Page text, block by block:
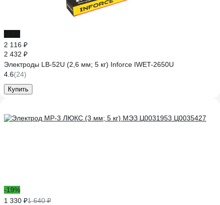
2 116 ₽
2 432 ₽
Электроды LB-52U (2,6 мм; 5 кг) Inforce IWET-2650U
4.6(24)
Купить
-19%
1 330 ₽1 640 ₽